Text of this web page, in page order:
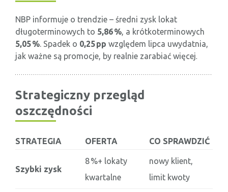
NBP informuje o trendzie – średni zysk lokat
długoterminowych to 5,86 %, a krótkoterminowych
5,05 %. Spadek o 0,25 pp względem lipca uwydatnia,
jak ważne są promocje, by realnie zarabiać więcej.
Strategiczny przegląd
oszczędności
STRATEGIA OFERTA CO SPRAWDZIĆ
Szybki zysk
8 %+ lokaty
kwartalne
nowy klient,
limit kwoty